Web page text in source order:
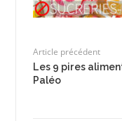
Article précédent
Les 9 pires
Paléo